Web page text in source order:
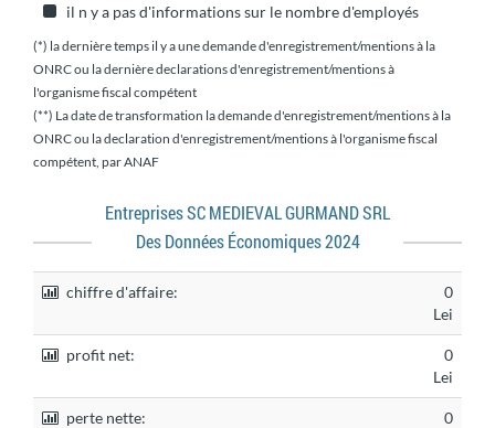
il n y a pas d'informations sur le nombre d'employés
(*) la dernière temps il y a une demande d'enregistrement/mentions à la
ONRC ou la dernière declarations d'enregistrement/mentions à
l'organisme fiscal compétent
(**) La date de transformation la demande d'enregistrement/mentions à la
ONRC ou la declaration d'enregistrement/mentions à l'organisme fiscal
compétent, par ANAF
Entreprises SC MEDIEVAL GURMAND SRL
Des Données Économiques 2024
chiffre d'affaire:
0
Lei
profit net:
0
Lei
perte nette:
0